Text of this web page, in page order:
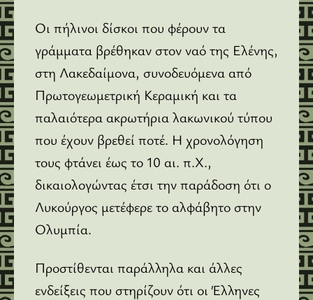
Οι πήλινοι δίσκοι που φέρουν τα
γράμματα βρέθηκαν στον ναό της Eλένης,
στη Λακεδαίμονα, συνοδευόμενα από
Πρωτογεωμετρική Kεραμική και τα
παλαιότερα ακρωτήρια λακωνικού τύπου
που έχουν βρεθεί ποτέ. H χρονολόγηση
τους φτάνει έως το 10 αι. π.X.,
δικαιολογώντας έτσι την παράδοση ότι ο
Λυκούργος μετέφερε το αλφάβητο στην
Oλυμπία.
Προστίθενται παράλληλα και άλλες
ενδείξεις που στηρίζουν ότι οι Έλληνες